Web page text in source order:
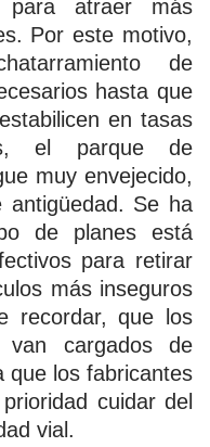
para atraer más
Por este motivo,
de
hasta que
en tasas
el parque de
muy envejecido,
antigüedad. Se ha
de planes está
para retirar
más inseguros
recordar, que los
cargados de
que los fabricantes
cuidar del
vial.